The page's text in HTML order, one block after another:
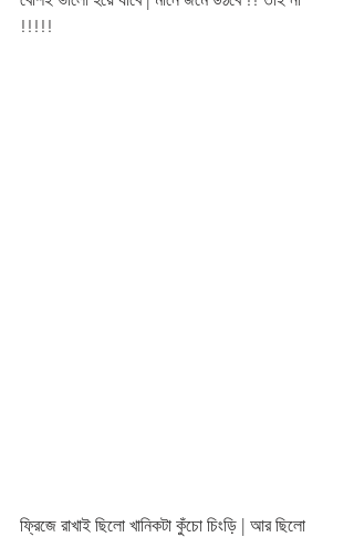
!!!!!
ফ্রিজে রাখাই ছিলো খানিকটা কুঁচো চিংড়ি | আর ছিলো